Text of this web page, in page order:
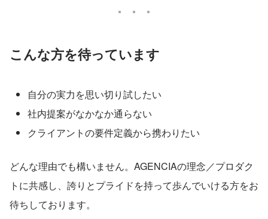
こんな方を待っています
自分の実力を思い切り試したい
社内提案がなかなか通らない
クライアントの要件定義から携わりたい
どんな理由でも構いません。AGENCIAの理念／プロダク
トに共感し、誇りとプライドを持って歩んでいける方をお
待ちしております。